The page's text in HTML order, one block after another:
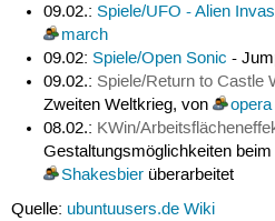
09.02.:Spiele/UFO - Alien
march
09.02:Spiele/Open Sonic -
09.02.: Spiele/Return to Castle
Zweiten Weltkrieg, von
opera
08.02.: KWin/
Gestaltungsmöglichkeiten
Shakesbier überarbeitet
Quelle: ubuntuusers.de Wiki